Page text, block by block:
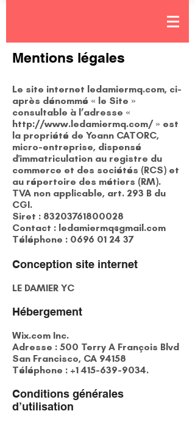
Mentions légales
Le site internet ledamiermq.com, ci-
après dénommé « le Site »
consultable à l’adresse «
http://www.ledamiermq.com/» est
la propriété de Yoann CATORC,
micro-entreprise, dispensé
d'immatriculation au registre du
commerce et des sociétés (RCS) et
au répertoire des métiers (RM).
TVA non applicable, art. 293 B du
CGI.
Siret : 83203761800028
Contact : ledamiermq@gmail.com
Téléphone : 0696 01 24 37
Conception site internet
LE DAMIER YC
Hébergement
Wix.com Inc.
Adresse : 500 Terry A François Blvd
San Francisco, CA 94158
Téléphone : +1 415-639-9034.
Conditions générales
d’utilisation